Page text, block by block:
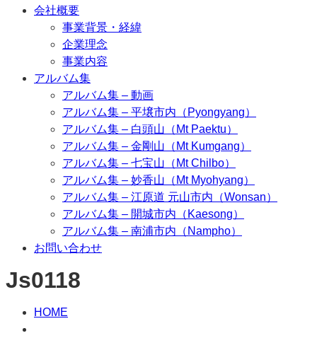
会社概要
事業背景・経緯
企業理念
事業内容
アルバム集
アルバム集 – 動画
アルバム集 – 平壌市内（Pyongyang）
アルバム集 – 白頭山（Mt Paektu）
アルバム集 – 金剛山（Mt Kumgang）
アルバム集 – 七宝山（Mt Chilbo）
アルバム集 – 妙香山（Mt Myohyang）
アルバム集 – 江原道 元山市内（Wonsan）
アルバム集 – 開城市内（Kaesong）
アルバム集 – 南浦市内（Nampho）
お問い合わせ
Js0118
HOME